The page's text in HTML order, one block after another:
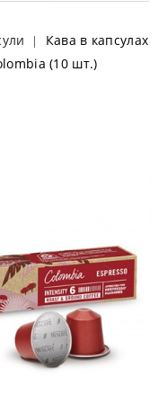
Кава в капсулах
(10 шт.)